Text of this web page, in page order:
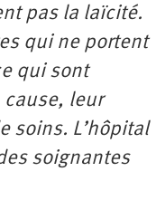
pas la laïcité.
qui ne portent
qui sont
cause, leur
soins. L’hôpital
soignantes